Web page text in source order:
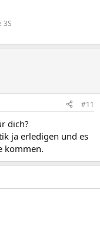
3S
#11
dich?
ja erledigen und es
kommen.